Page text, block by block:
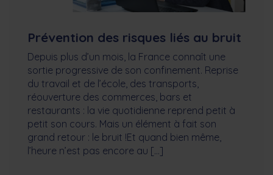
Prévention des risques liés au bruit
Depuis plus d’un mois, la France connaît une
sortie progressive de son confinement. Reprise
du travail et de l’école, des transports,
réouverture des commerces, bars et
restaurants : la vie quotidienne reprend petit à
petit son cours. Mais un élément à fait son
grand retour : le bruit !Et quand bien même,
l’heure n’est pas encore au […]